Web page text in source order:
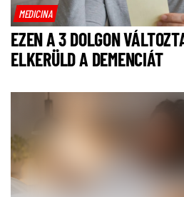
MEDICINA
EZEN A 3 DOLGON
ELKERÜLD A DEMENCIÁT